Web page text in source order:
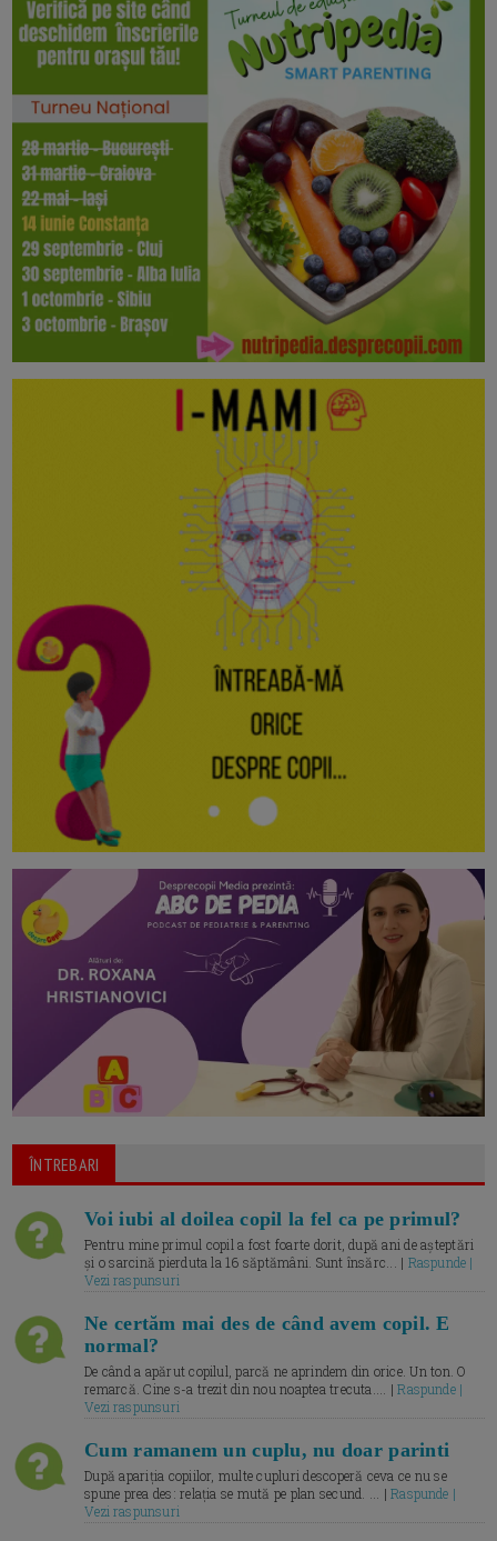
ÎNTREBARI
Voi iubi al doilea copil la fel ca pe primul?
Pentru mine primul copil a fost foarte dorit, după ani de așteptări
și o sarcină pierduta la 16 săptămâni. Sunt însărc... | Raspunde |
Vezi raspunsuri
Ne certăm mai des de când avem copil. E
normal?
De când a apărut copilul, parcă ne aprindem din orice. Un ton. O
remarcă. Cine s-a trezit din nou noaptea trecuta.... |Raspunde |
Vezi raspunsuri
Cum ramanem un cuplu, nu doar parinti
După apariția copiilor, multe cupluri descoperă ceva ce nu se
spune prea des: relația se mută pe plan secund. ... |Raspunde |
Vezi raspunsuri